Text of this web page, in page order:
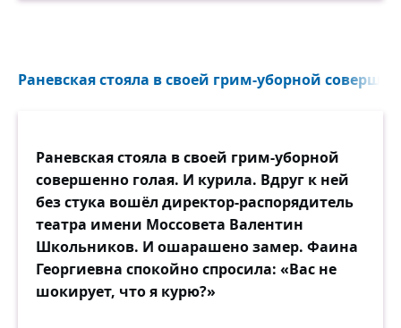
Раневская стояла в своей грим-уборной
Раневская стояла в своей грим-уборной
совершенно голая. И курила. Вдруг к ней
без стука вошёл директор-распорядитель
театра имени Моссовета Валентин
Школьников. И ошарашено замер. Фаина
Георгиевна спокойно спросила: «Вас не
шокирует, что я курю?»